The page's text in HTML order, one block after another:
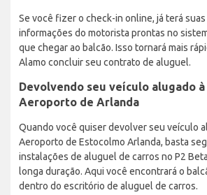
Se você fizer o check-in online, já terá
informações do motorista prontas no
que chegar ao balcão. Isso tornará mais
Alamo concluir seu contrato de aluguel.
Devolvendo seu veículo alugado
Aeroporto de Arlanda
Quando você quiser devolver seu veículo
Aeroporto de Estocolmo Arlanda, basta
instalações de aluguel de carros no P2
longa duração. Aqui você encontrará o
dentro do escritório de aluguel de carros.